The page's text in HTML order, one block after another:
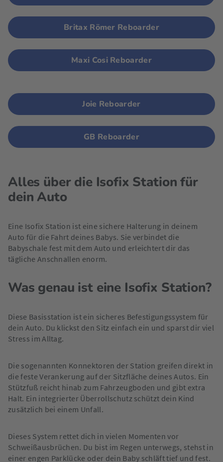
Britax Römer Reboarder
Maxi Cosi Reboarder
Joie Reboarder
GB Reboarder
Alles über die Isofix Station für
dein Auto
Eine Isofix Station ist eine sichere Halterung in deinem
Auto für die Fahrt deines Babys. Sie verbindet die
Babyschale fest mit dem Auto und erleichtert dir das
tägliche Anschnallen enorm.
Was genau ist eine Isofix Station?
Diese Basisstation ist ein sicheres Befestigungssystem für
dein Auto. Du klickst den Sitz einfach ein und sparst dir viel
Stress im Alltag.
Die sogenannten Konnektoren der Station greifen direkt in
die feste Verankerung auf der Sitzfläche deines Autos. Ein
Stützfuß reicht hinab zum Fahrzeugboden und gibt extra
Halt. Ein integrierter Überrollschutz schützt dein Kind
zusätzlich bei einem Unfall.
Dieses System rettet dich in vielen Momenten vor
Schweißausbrüchen. Du bist im Regen unterwegs, stehst in
einer engen Parklücke oder dein Baby schläft tief und fest.